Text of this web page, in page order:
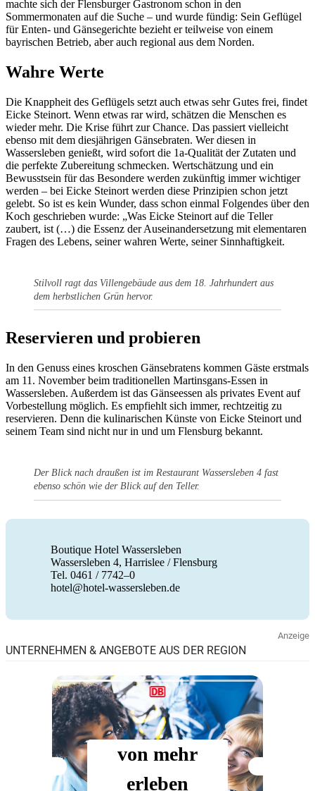
machte sich der Flensburger Gastronom schon in den
Sommermonaten auf die Suche – und wurde fündig: Sein Geflügel
für Enten- und Gänsegerichte bezieht er teilweise von einem
bayrischen Betrieb, aber auch regional aus dem Norden.
Wahre Werte
Die Knappheit des Geflügels setzt auch etwas sehr Gutes frei, findet
Eicke Steinort. Wenn etwas rar wird, schätzen die Menschen es
wieder mehr. Die Krise führt zur Chance. Das passiert vielleicht
ebenso mit dem diesjährigen Gänsebraten. Wer diesen in
Wassersleben genießt, wird sofort die 1a-Qualität der Zutaten und
die perfekte Zubereitung schmecken. Wertschätzung und ein
Bewusstsein für das Besondere werden zukünftig immer wichtiger
werden – bei Eicke Steinort werden diese Prinzipien schon jetzt
gelebt. So ist es kein Wunder, dass schon einmal Folgendes über den
Koch geschrieben wurde: „Was Eicke Steinort auf die Teller
zaubert, ist (…) die Essenz der Auseinandersetzung mit elementaren
Fragen des Lebens, seiner wahren Werte, seiner Sinnhaftigkeit.
Stilvoll ragt das Villengebäude aus dem 18. Jahrhundert aus
dem herbstlichen Grün hervor.
Reservieren und probieren
In den Genuss eines kroschen Gänsebratens kommen Gäste erstmals
am 11. November beim traditionellen Martinsgans-Essen in
Wassersleben. Außerdem ist das Gänseessen als privates Event auf
Vorbestellung möglich. Es empfiehlt sich immer, rechtzeitig zu
reservieren. Denn die kulinarischen Künste von Eicke Steinort und
seinem Team sind nicht nur in und um Flensburg bekannt.
Der Blick nach draußen ist im Restaurant Wassersleben 4 fast
ebenso schön wie der Blick auf den Teller.
Boutique Hotel Wassersleben
Wassersleben 4, Harrislee / Flensburg
Tel. 0461 / 7742–0
hotel@hotel-wassersleben.de